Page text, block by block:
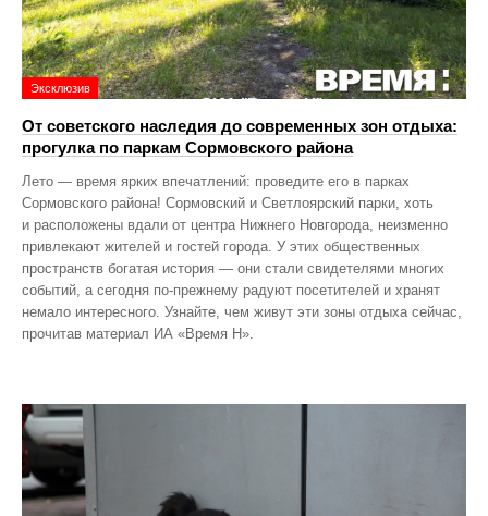
Эксклюзив
От советского наследия до современных зон отдыха:
прогулка по паркам Сормовского района
Лето — время ярких впечатлений: проведите его в парках
Сормовского района! Сормовский и Светлоярский парки, хоть
и расположены вдали от центра Нижнего Новгорода, неизменно
привлекают жителей и гостей города. У этих общественных
пространств богатая история — они стали свидетелями многих
событий, а сегодня по‑прежнему радуют посетителей и хранят
немало интересного. Узнайте, чем живут эти зоны отдыха сейчас,
прочитав материал ИА «Время Н».